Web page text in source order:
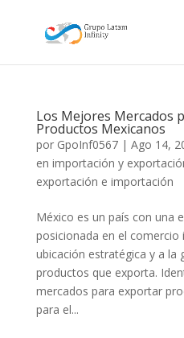
Los Mejores Mercados
Productos Mexicanos
por GpoInf0567| Ago 14,
en importación y
exportación e importación
México es un país con una
posicionada en el comercio
ubicación estratégica y a la
productos que exporta.
mercados para exportar
para el...